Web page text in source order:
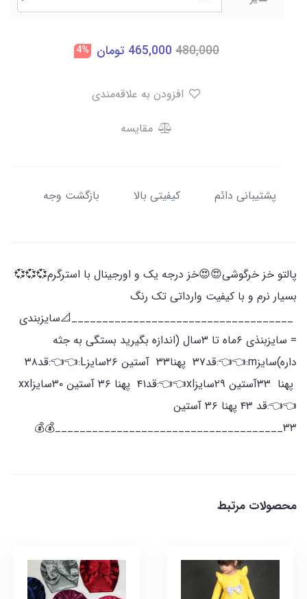
480,000
465,000 تومان 4%
مقایسه
پشتیبانی دائم کیفیتی بالا بازگشت وجه
پالتو خز خرگوشی😍😍خز درجه یک و اورجینال با استرگرم💞💞💞
بسیار نرم و با کیفیت وارداتی تک رنگ
____________________________________📐سایزبندی
= سایزبنذی ۶ماه تا ۳سال (اندازه بگیرید بستگی به جثه
داره)سایزm:👈👈:قد۳۷ پهنا۳۳ آستین ۲۶سایزL:👈👈:قد۳۸
پهنا ۳۳آستین ۲۹سایزxl👈👈:قد۴۱ پهنا ۳۶ آستین ۳۰سایزxxl
👈👈:قد ۴۳ پهنا ۳۶ آستین
۳۳_____________________________________💰💰
محصولات مرتبط